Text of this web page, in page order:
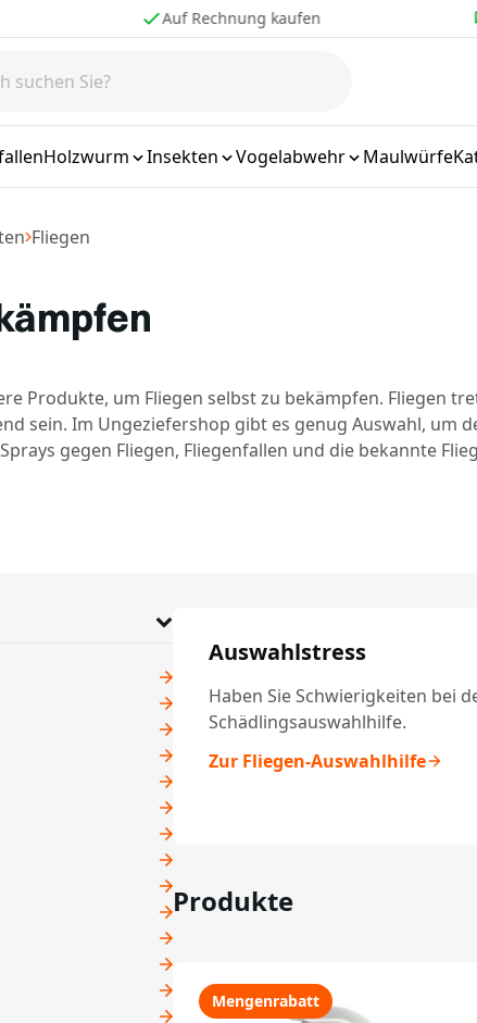
Bestellen bis 16:00, morgen
Holzwurm Insekten Vogelabwehr Maulwürfe
Fliegen
Produkte, um Fliegen selbst zu bekämpfen. Fliegen
sein. Im Ungeziefershop gibt es genug Auswahl, um
gegen Fliegen, Fliegenfallen und die bekannte
Auswahlstress
Haben Sie Schwierigkeiten bei
Schädlingsauswahlhilfe.
Zur Fliegen-Auswahlhilfe
Produkte
Mengenrabatt